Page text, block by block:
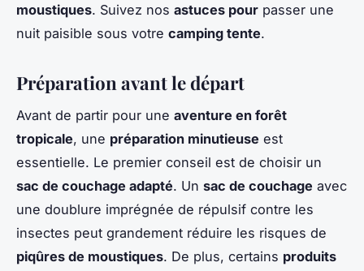
moustiques. Suivez nos astuces pour passer une
nuit paisible sous votre camping tente.
Préparation avant le départ
Avant de partir pour une aventure en forêt
tropicale, une préparation minutieuse est
essentielle. Le premier conseil est de choisir un
sac de couchage adapté. Un sac de couchage avec
une doublure imprégnée de répulsif contre les
insectes peut grandement réduire les risques de
piqûres de moustiques. De plus, certains produits